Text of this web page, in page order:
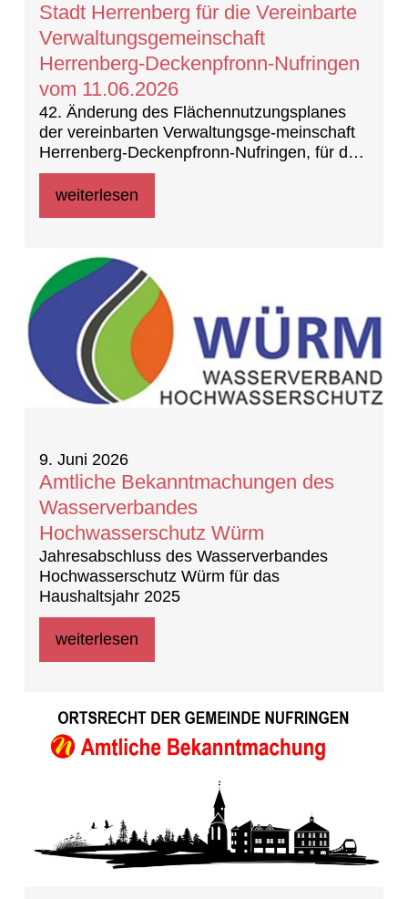
Stadt Herrenberg für die Vereinbarte
Verwaltungsgemeinschaft
Herrenberg-Deckenpfronn-Nufringen
vom 11.06.2026
42. Änderung des Flächennutzungsplanes
der vereinbarten Verwaltungsge-meinschaft
Herrenberg-Deckenpfronn-Nufringen, für den
Bereich „Südumfah-rung Gültstein, 1.
Teiländerung Nebringer Straße 82.11/1“ in
Unterrichtung der Öffentlichkeit
weiterlesen
9. Juni 2026
Amtliche Bekanntmachungen des
Wasserverbandes
Hochwasserschutz Würm
Jahresabschluss des Wasserverbandes
Hochwasserschutz Würm für das
Haushaltsjahr 2025
weiterlesen